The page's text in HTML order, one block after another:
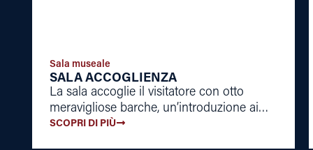
Sala museale
SALA ACCOGLIENZA
La sala accoglie il visitatore con otto
meravigliose barche, un’introduzione ai
capitoli narrativi del percorso museale.
SCOPRI DI PIÙ